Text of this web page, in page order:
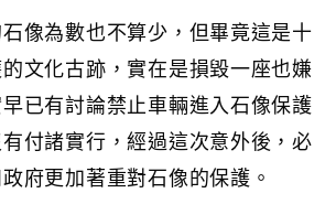
像為數也不算少，但畢竟這是十
文化古跡，實在是損毀一座也嫌
已有討論禁止車輛進入石像保護
付諸實行，經過這次意外後，必
府更加著重對石像的保護。